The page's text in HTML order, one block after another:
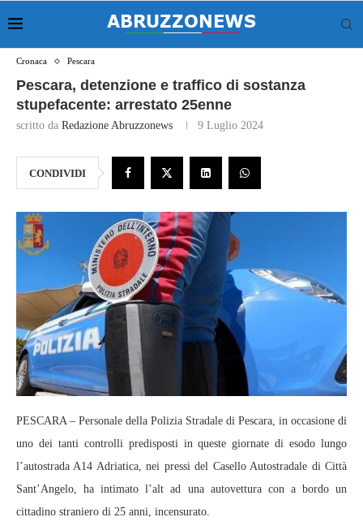
Cronaca Pescara
Pescara, detenzione e traffico di sostanza
stupefacente: arrestato 25enne
scritto da Redazione Abruzzonews 9 Luglio 2024
CONDIVIDI
PESCARA – Personale della Polizia Stradale di Pescara, in occasione di
uno dei tanti controlli predisposti in queste giornate di esodo lungo
l’autostrada A14 Adriatica, nei pressi del Casello Autostradale di Città
Sant’Angelo, ha intimato l’alt ad una autovettura con a bordo un
cittadino straniero di 25 anni, incensurato.